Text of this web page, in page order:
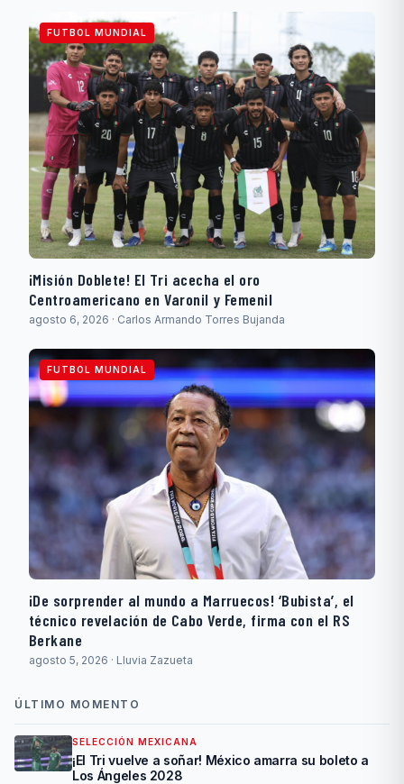
FUTBOL MUNDIAL
¡Misión Doblete! El Tri acecha el oro
Centroamericano en Varonil y Femenil
agosto 6, 2026 · Carlos Armando Torres Bujanda
FUTBOL MUNDIAL
¡De sorprender al mundo a Marruecos! ‘Bubista’, el
técnico revelación de Cabo Verde, firma con el RS
Berkane
agosto 5, 2026 · Lluvia Zazueta
ÚLTIMO MOMENTO
SELECCIÓN MEXICANA
¡El Tri vuelve a soñar! México amarra su boleto a
Los Ángeles 2028